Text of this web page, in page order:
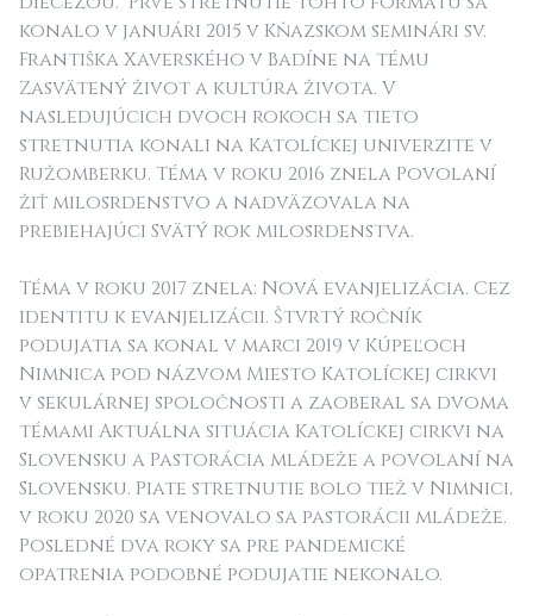
konalo v januári 2015 v Kňazskom seminári sv.
Františka Xaverského v Badíne na tému
Zasvätený život a kultúra života. V
nasledujúcich dvoch rokoch sa tieto
stretnutia konali na Katolíckej univerzite v
Ružomberku. Téma v roku 2016 znela Povolaní
žiť milosrdenstvo a nadväzovala na
prebiehajúci Svätý rok milosrdenstva.
Téma v roku 2017 znela: Nová evanjelizácia. Cez
identitu k evanjelizácii. Štvrtý ročník
podujatia sa konal v marci 2019 v Kúpeľoch
Nimnica pod názvom Miesto Katolíckej cirkvi
v sekulárnej spoločnosti a zaoberal sa dvoma
témami Aktuálna situácia Katolíckej cirkvi na
Slovensku a Pastorácia mládeže a povolaní na
Slovensku. Piate stretnutie bolo tiež v Nimnici,
v roku 2020 sa venovalo sa pastorácii mládeže.
Posledné dva roky sa pre pandemické
opatrenia podobné podujatie nekonalo.